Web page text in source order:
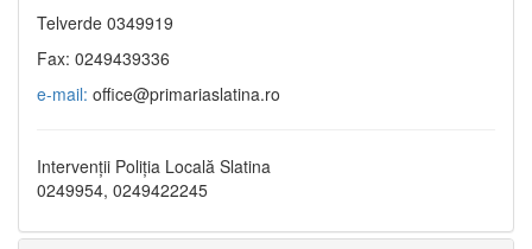
Telverde 0349919
Fax: 0249439336
e-mail: office@primariaslatina.ro
Intervenții Poliția Locală Slatina
0249954, 0249422245